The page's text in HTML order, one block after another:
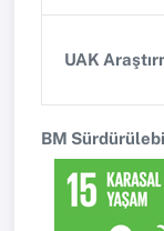
UAK
BM